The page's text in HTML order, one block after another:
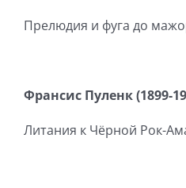
Прелюдия и фуга до
Франсис Пуленк (1899-
Литания к Чёрной Рок-